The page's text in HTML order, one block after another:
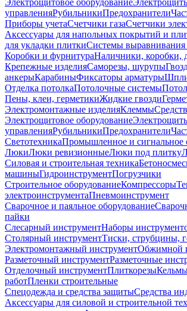
Электрощитовое оборудование
управленияРубильникиПредохранители
Приборы учетаСчетчики газаСчетчики
Аксессуары для напольных покрытий и
для укладки плиткиСистемы выравнивания
Коробки и фурнитураНаличники, коробки,
Крепежные изделияСаморезы, шурупы
анкерыКарабиныФиксаторы арматуры
Отделка потолкаПотолочные системы
Пены, клеи, герметикиЖидкие гвозди
Электромонтажные изделияКлеммы
Электрощитовое оборудование
управленияРубильникиПредохранители
СветотехникаПромышленное и сигнальное
ЛюкиЛюки ревизионныеЛюки под плитку
Силовая и строительная техника
машиныГидроинструментПогрузчики
Строительное оборудованиеКомпрессоры
электроинструментаПневмоинструмент
Сварочное и паяльное оборудование
пайки
Слесарный инструментНаборы
Столярный инструментТиски, струбцины,
Электромонтажный инструментОбжимной
Разметочный инструментРазметочные
Отделочный инструментПлиткорезы
работПленки строительные
Спецодежда и средства защитыСредства
Аксессуары для силовой и строительной